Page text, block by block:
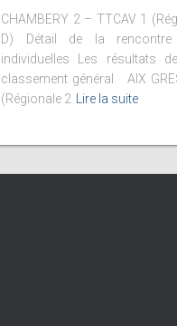
CHAMBERY 2 – TTCAV 1
D) Détail de la rencontre
individuelles Les résultats
classement général AIX
(Régionale 2
Lire la suite